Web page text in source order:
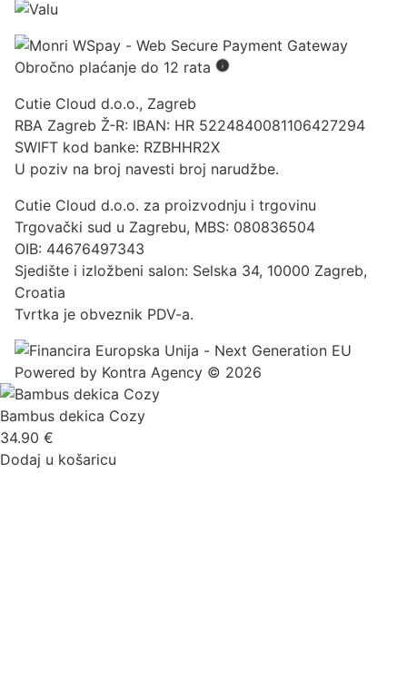
Obročno plaćanje do 12 rata
Cutie Cloud d.o.o., Zagreb
RBA Zagreb Ž-R: IBAN: HR 5224840081106427294
SWIFT kod banke: RZBHHR2X
U poziv na broj navesti broj narudžbe.
Cutie Cloud d.o.o. za proizvodnju i trgovinu
Trgovački sud u Zagrebu, MBS: 080836504
OIB: 44676497343
Sjedište i izložbeni salon: Selska 34, 10000 Zagreb,
Croatia
Tvrtka je obveznik PDV-a.
Powered by Kontra Agency © 2026
Bambus dekica Cozy
34.90 €
Dodaj u košaricu